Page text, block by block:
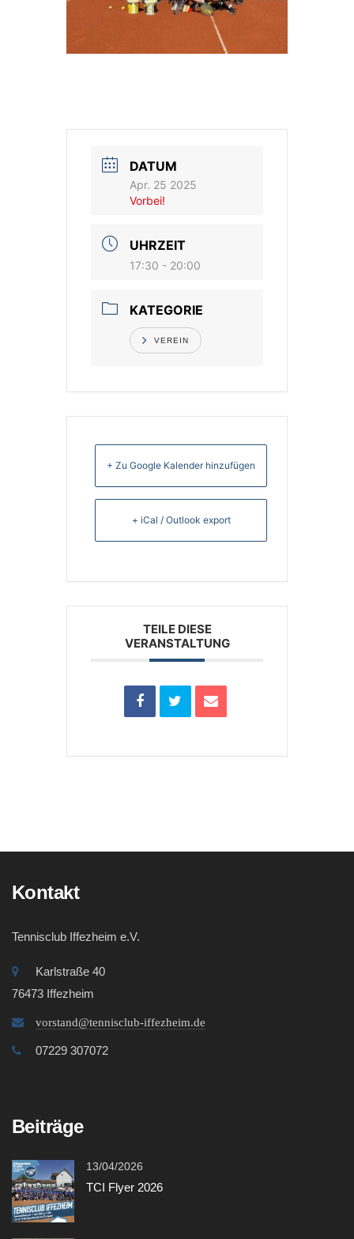
DATUM
Apr. 25 2025
Vorbei!
UHRZEIT
17:30 - 20:00
KATEGORIE
VEREIN
+ Zu Google Kalender hinzufügen
+ iCal / Outlook export
TEILE DIESE
VERANSTALTUNG
Kontakt
Tennisclub Iffezheim e.V.
Karlstraße 40
76473 Iffezheim
vorstand@tennisclub-iffezheim.de
07229 307072
Beiträge
13/04/2026
TCI Flyer 2026